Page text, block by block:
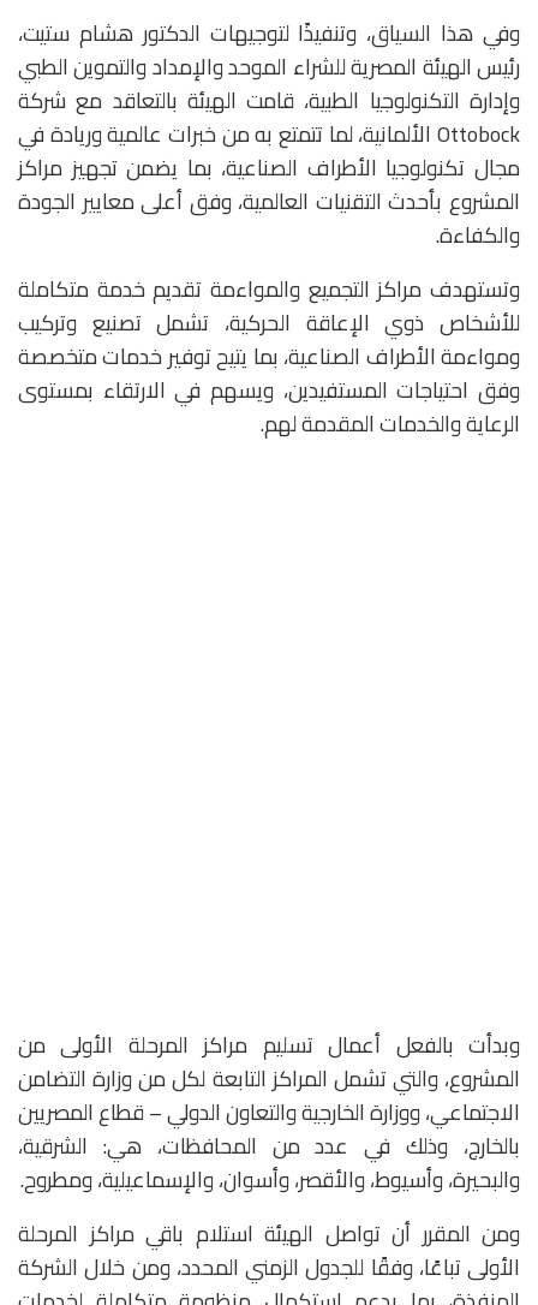
وفي هذا السياق، وتنفيذًا لتوجيهات الدكتور هشام ستيت،
رئيس الهيئة المصرية للشراء الموحد والإمداد والتموين الطبي
وإدارة التكنولوجيا الطبية، قامت الهيئة بالتعاقد مع شركة
Ottobock الألمانية، لما تتمتع به من خبرات عالمية وريادة في
مجال تكنولوجيا الأطراف الصناعية، بما يضمن تجهيز مراكز
المشروع بأحدث التقنيات العالمية، وفق أعلى معايير الجودة
والكفاءة.
وتستهدف مراكز التجميع والمواءمة تقديم خدمة متكاملة
للأشخاص ذوي الإعاقة الحركية، تشمل تصنيع وتركيب
ومواءمة الأطراف الصناعية، بما يتيح توفير خدمات متخصصة
وفق احتياجات المستفيدين، ويسهم في الارتقاء بمستوى
الرعاية والخدمات المقدمة لهم.
وبدأت بالفعل أعمال تسليم مراكز المرحلة الأولى من
المشروع، والتي تشمل المراكز التابعة لكل من وزارة التضامن
الاجتماعي، ووزارة الخارجية والتعاون الدولي – قطاع المصريين
بالخارج، وذلك في عدد من المحافظات، هي: الشرقية،
والبحيرة، وأسيوط، والأقصر، وأسوان، والإسماعيلية، ومطروح.
ومن المقرر أن تواصل الهيئة استلام باقي مراكز المرحلة
الأولى تباعًا، وفقًا للجدول الزمني المحدد، ومن خلال الشركة